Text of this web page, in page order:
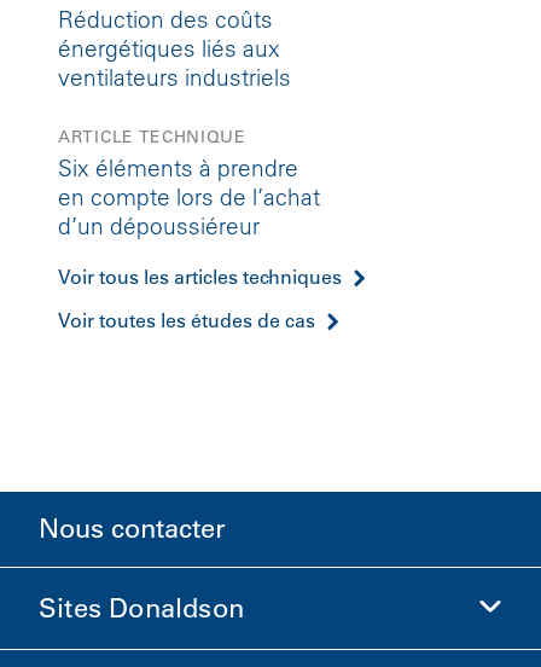
Réduction des coûts
énergétiques liés aux
ventilateurs industriels
ARTICLE TECHNIQUE
Six éléments à prendre
en compte lors de l’achat
d’un dépoussiéreur
Voir tous les articles techniques
Voir toutes les études de cas
Nous contacter
Sites Donaldson